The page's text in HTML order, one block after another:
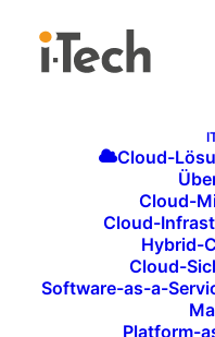
Cloud-
Cloud-
Cloud-
Hybrid-
Cloud-
Software-as-a-
Platform-
MEETING
EFFIZIENZ